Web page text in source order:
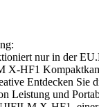
nur in der
X-HF1
Entdecken Sie
Leistung und